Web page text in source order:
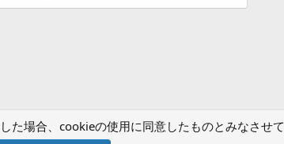
お問い合わせ 規約 プライバシーポリシ
場合、cookieの使用に同意したものとみなさせて